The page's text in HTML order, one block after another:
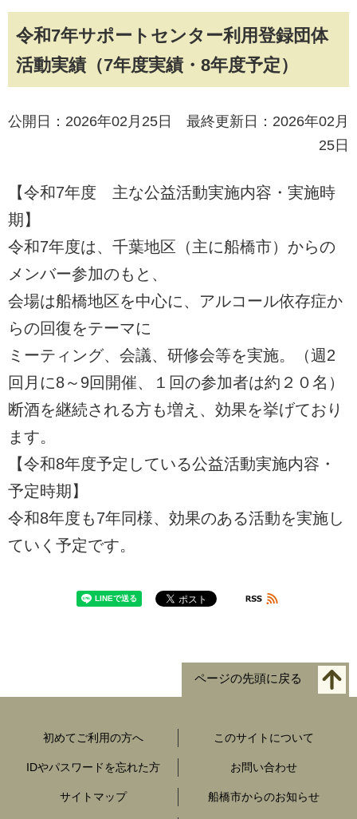
令和7年サポートセンター利用登録団体
活動実績（7年度実績・8年度予定）
公開日：2026年02月25日 最終更新日：2026年02月
25日
【令和7年度 主な公益活動実施内容・実施時
期】
令和7年度は、千葉地区（主に船橋市）からの
メンバー参加のもと、
会場は船橋地区を中心に、アルコール依存症か
らの回復をテーマに
ミーティング、会議、研修会等を実施。（週2
回月に8～9回開催、１回の参加者は約２０名）
断酒を継続される方も増え、効果を挙げており
ます。
【令和8年度予定している公益活動実施内容・
予定時期】
令和8年度も7年同様、効果のある活動を実施し
ていく予定です。
ページの先頭に戻る
初めてご利用の方へ このサイトについて
IDやパスワードを忘れた方 お問い合わせ
サイトマップ 船橋市からのお知らせ